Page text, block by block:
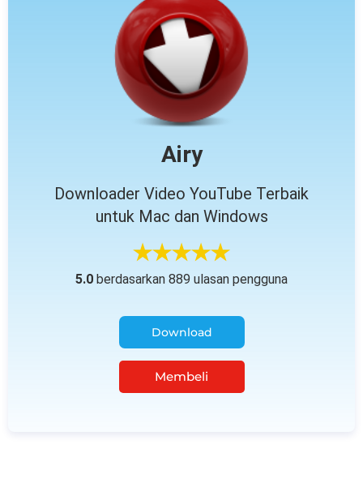
Airy
Downloader Video YouTube Terbaik
untuk Mac dan Windows
5.0 berdasarkan 889 ulasan pengguna
Download
Membeli